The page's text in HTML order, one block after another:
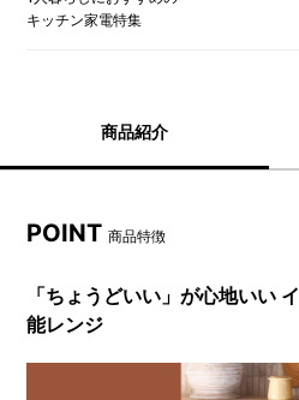
キッチン家電特集
商品紹介
POINT商品特徴
「ちょうどいい」が心地いい
能レンジ